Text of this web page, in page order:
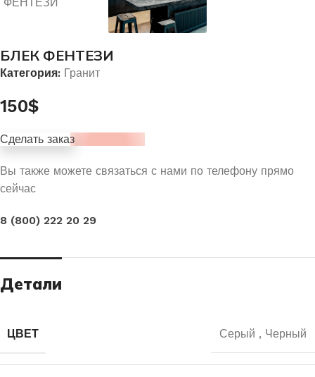
БЛЕК ФЕНТЕЗИ
Категория: Гранит
150$
Сделать заказ
Вы также можете связаться с нами по телефону прямо
сейчас
8 (800) 222 20 29
Детали
ЦВЕТ Серый , Черный